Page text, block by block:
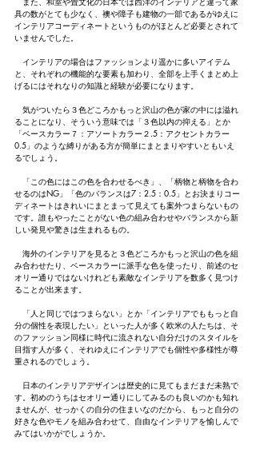
具の数がとても少なく、襖や障子も建物の一部であるがゆえに
インテリアコーディネートというものがほとんど必要とされて
いませんでした。
インテリアの場合はファッションより遥かに多いアイテム
と、それぞれの機能的な要素も加わり、全部を上手くまとめ上
げるにはそれなりの知識と経験が必要になります。
気がついたら３色どころかもっと沢山の色が家の中には溢れ
ることになり、そういう意味では「３色以内の抑える」とか
「ベースカラー７：アソートカラー２.5：アクセントカラー
0.5」のような縛りがある方が簡単にまとまりやすいともいえ
るでしょう。
「この色にはこの色を合わせるべき」、「柄物と柄物を合わ
せるのはNG」「色のバランスは7：2.5：0.5」とお決まりコー
ディネートはきれいにまとまって見えても案外つまらないもの
です。誰もやったことがない色の組み合わせやバランスから新
しい発見や驚きは生まれるもの。
海外のインテリアを見ると３色どころかもっと沢山の色を組
み合わせたり、ベースカラーに派手な色を使ったり、前述のセ
オリー通りではないけれども素敵なインテリアを数多く見つけ
ることが出来ます。
「人と同じではつまらない」とか「インテリアでももっと自
分の個性を表現したい」といった人が多く欧米の人たちは、そ
のファッション同様に時代に流されない自分だけのスタイルを
目指す人が多く、それゆえにインテリアでも個性や多様性が尊
重されるのでしょう。
日本のインテリアデザインは歴史的に見てもまだまだ未熟で
す。初めのうちはセオリー通りにしてみるのも良いのかも知れ
ませんが、せっかくの自分の住まいなのだから、もっと自分の
好きな色やモノを組み合わせて、自由なインテリアを愉しんで
みてはいかがでしょうか。